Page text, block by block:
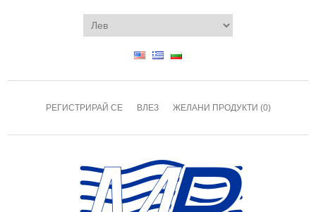
РЕГИСТРИРАЙ СЕ ВЛЕЗ ЖЕЛАНИ ПРОДУКТИ (0)